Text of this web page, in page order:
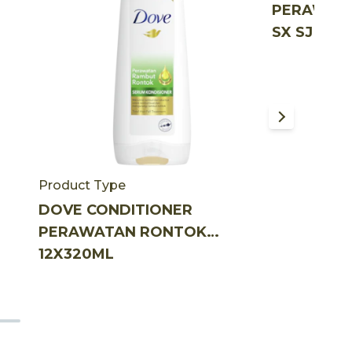
Product Type
DOVE CONDITIONER
PERAWATAN RONTOK
12X320ML
SX SJ